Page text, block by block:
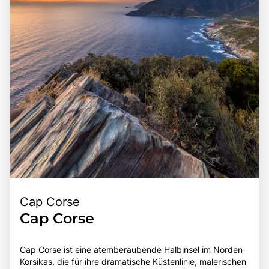
Sehenswürdigkeiten macht die Calanche zu einem
bereichernden Erlebnis für alle, die die Faszination dieser
einzigartigen Region entdecken möchten.
Cap Corse
Cap Corse
Cap Corse ist eine atemberaubende Halbinsel im Norden
Korsikas, die für ihre dramatische Küstenlinie, malerischen